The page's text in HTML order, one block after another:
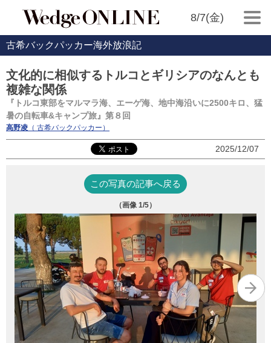
8/7(金)
古希バックパッカー海外放浪記
文化的に相似するトルコとギリシアのなんとも
複雑な関係
『トルコ東部をマルマラ海、エーゲ海、地中海沿いに2500キロ、猛
暑の自転車&キャンプ旅』第８回
高野凌 （ 古希バックパッカー）
2025/12/07
この写真の記事へ戻る
（画像 1/5）